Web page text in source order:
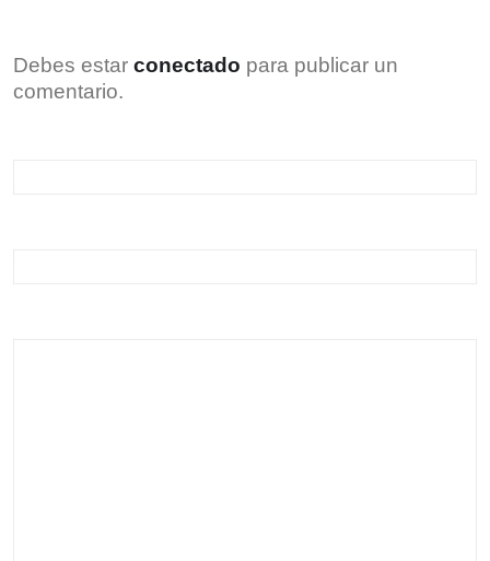
Debes estar conectado para publicar un
comentario.